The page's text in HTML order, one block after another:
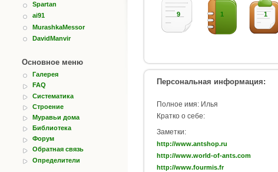
Spartan
ai91
MurashkaMessor
DavidManvir
Основное меню
Галерея
FAQ
Систематика
Строение
Муравьи дома
Библиотека
Форум
Обратная связь
Определители
9 1 1
Персональная информация:
Полное имя: Илья
Кратко о себе:
Заметки:
http://www.antshop.ru
http://www.world-of-ants.com
http://www.fourmis.fr